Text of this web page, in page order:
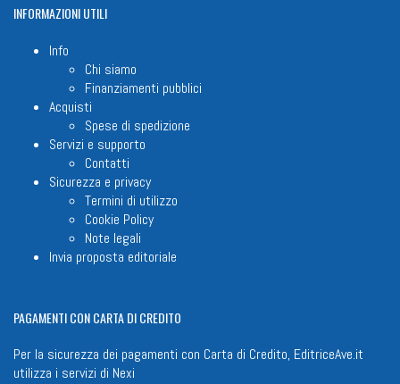
INFORMAZIONIUTILI
Info
Chi siamo
Finanziamenti pubblici
Acquisti
Spese di spedizione
Servizi e supporto
Contatti
Sicurezza e privacy
Termini di utilizzo
Cookie Policy
Note legali
Invia proposta editoriale
PAGAMENTICON CARTA DI CREDITO
Per la sicurezza dei pagamenti con Carta di Credito, EditriceAve.it
utilizza i servizi di Nexi